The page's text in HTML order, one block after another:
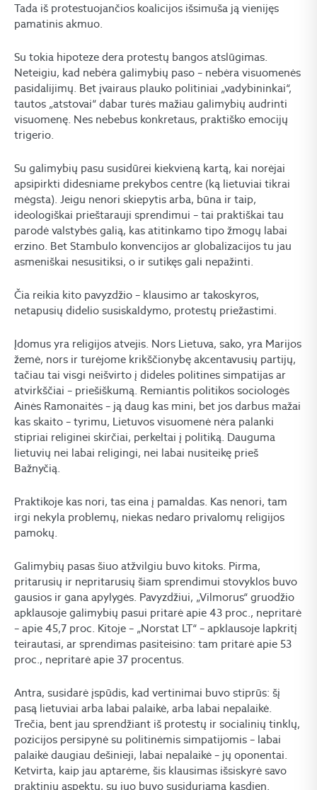
Tada iš protestuojančios koalicijos išsimuša ją vienijęs
pamatinis akmuo.
Su tokia hipoteze dera protestų bangos atslūgimas.
Neteigiu, kad nebėra galimybių paso – nebėra visuomenės
pasidalijimų. Bet įvairaus plauko politiniai „vadybininkai“,
tautos „atstovai“ dabar turės mažiau galimybių audrinti
visuomenę. Nes nebebus konkretaus, praktiško emocijų
trigerio.
Su galimybių pasu susidūrei kiekvieną kartą, kai norėjai
apsipirkti didesniame prekybos centre (ką lietuviai tikrai
mėgsta). Jeigu nenori skiepytis arba, būna ir taip,
ideologiškai prieštarauji sprendimui – tai praktiškai tau
parodė valstybės galią, kas atitinkamo tipo žmogų labai
erzino. Bet Stambulo konvencijos ar globalizacijos tu jau
asmeniškai nesusitiksi, o ir sutikęs gali nepažinti.
Čia reikia kito pavyzdžio – klausimo ar takoskyros,
netapusių didelio susiskaldymo, protestų priežastimi.
Įdomus yra religijos atvejis. Nors Lietuva, sako, yra Marijos
žemė, nors ir turėjome krikščionybę akcentavusių partijų,
tačiau tai visgi neišvirto į dideles politines simpatijas ar
atvirkščiai – priešiškumą. Remiantis politikos sociologės
Ainės Ramonaitės – ją daug kas mini, bet jos darbus mažai
kas skaito – tyrimu, Lietuvos visuomenė nėra palanki
stipriai religinei skirčiai, perkeltai į politiką. Dauguma
lietuvių nei labai religingi, nei labai nusiteikę prieš
Bažnyčią.
Praktikoje kas nori, tas eina į pamaldas. Kas nenori, tam
irgi nekyla problemų, niekas nedaro privalomų religijos
pamokų.
Galimybių pasas šiuo atžvilgiu buvo kitoks. Pirma,
pritarusių ir nepritarusių šiam sprendimui stovyklos buvo
gausios ir gana apylygės. Pavyzdžiui, „Vilmorus“ gruodžio
apklausoje galimybių pasui pritarė apie 43 proc., nepritarė
– apie 45,7 proc. Kitoje – „Norstat LT“ – apklausoje lapkritį
teirautasi, ar sprendimas pasiteisino: tam pritarė apie 53
proc., nepritarė apie 37 procentus.
Antra, susidarė įspūdis, kad vertinimai buvo stiprūs: šį
pasą lietuviai arba labai palaikė, arba labai nepalaikė.
Trečia, bent jau sprendžiant iš protestų ir socialinių tinklų,
pozicijos persipynė su politinėmis simpatijomis – labai
palaikė daugiau dešinieji, labai nepalaikė – jų oponentai.
Ketvirta, kaip jau aptarėme, šis klausimas išsiskyrė savo
praktiniu aspektu, su juo buvo susiduriama kasdien.